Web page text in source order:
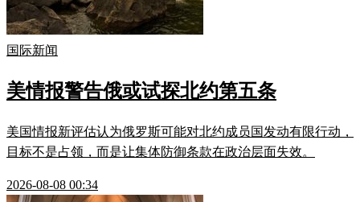
国际新闻
美情报警告俄或试探北约第五条
美国情报新评估认为俄罗斯可能对北约成员国发动有限行动，
目标不是占领，而是让集体防御条款在政治层面失效。
2026-08-08 00:34